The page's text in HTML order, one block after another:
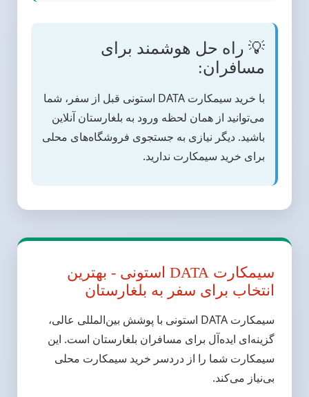
💡 راه حل هوشمند برای
مسافران:
با خرید سیمکارت DATA استونی قبل از سفر، شما
می‌توانید از همان لحظه ورود به بلغارستان آنلاین
باشید. دیگر نیازی به جستجوی فروشگاه‌های محلی
برای خرید سیمکارت ندارید.
سیمکارت DATA استونی - بهترین
انتخاب برای سفر به بلغارستان
سیمکارت DATA استونی با پوشش بین‌المللی عالی،
گزینه‌ای ایده‌آل برای مسافران بلغارستان است. این
سیمکارت شما را از دردسر خرید سیمکارت محلی
بی‌نیاز می‌کند.